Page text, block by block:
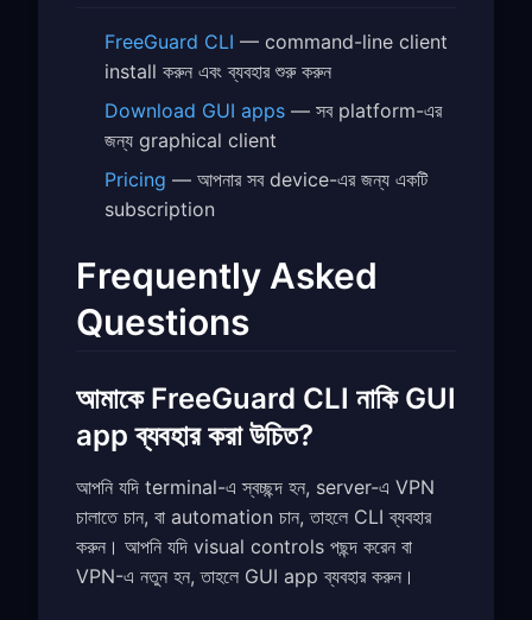
FreeGuard CLI — command-line client
install করুন এবং ব্যবহার শুরু করুন
Download GUI apps — সব platform-এর
জন্য graphical client
Pricing — আপনার সব device-এর জন্য একটি
subscription
Frequently Asked
Questions
আমাকে FreeGuard CLI নাকি GUI
app ব্যবহার করা উচিত?
আপনি যদি terminal-এ স্বচ্ছন্দ হন, server-এ VPN
চালাতে চান, বা automation চান, তাহলে CLI ব্যবহার
করুন। আপনি যদি visual controls পছন্দ করেন বা
VPN-এ নতুন হন, তাহলে GUI app ব্যবহার করুন।